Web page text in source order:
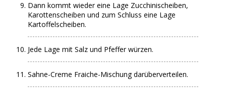
Dann kommt wieder eine Lage Zucchinischeiben,
Karottenscheiben und zum Schluss eine Lage
Kartoffelscheiben.
Jede Lage mit Salz und Pfeffer würzen.
Sahne-Creme Fraiche-Mischung darüberverteilen.